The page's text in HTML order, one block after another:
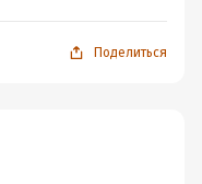
Поделиться